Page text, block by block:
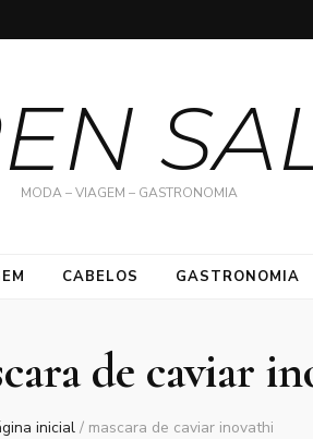
MODA – VIAGEM – GASTRONOMIA
CABELOS GASTRONOMIA
de caviar
inicial / mascara de caviar inovathi